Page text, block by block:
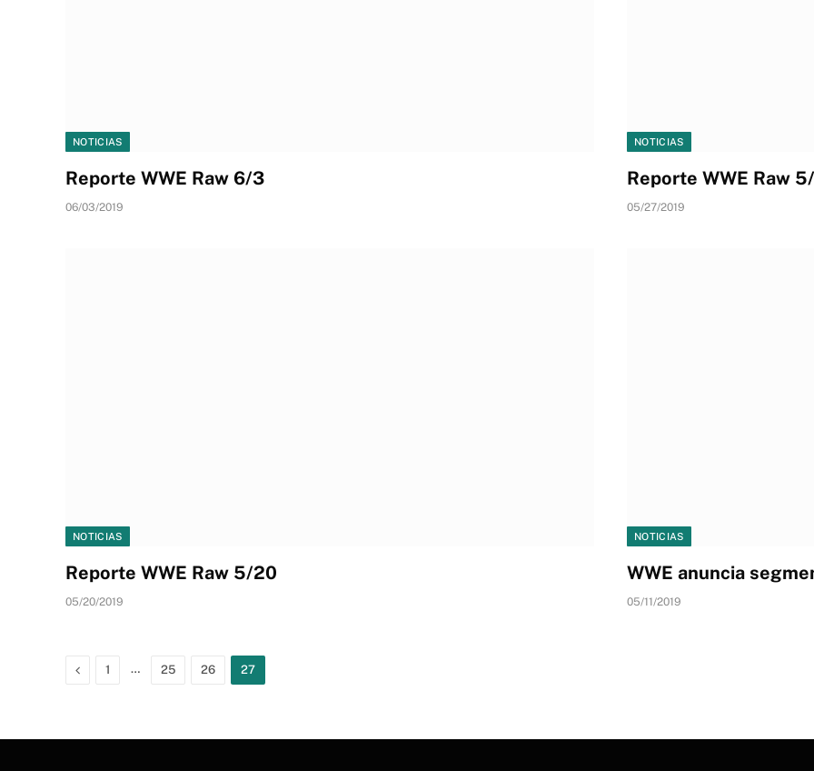
NOTICIAS
Reporte WWE Raw 6/3
06/03/2019
NOTICIAS
Reporte WWE Raw
05/27/2019
NOTICIAS
Reporte WWE Raw 5/20
05/20/2019
NOTICIAS
WWE anuncia
05/11/2019
Previous
1 … 25 26 27